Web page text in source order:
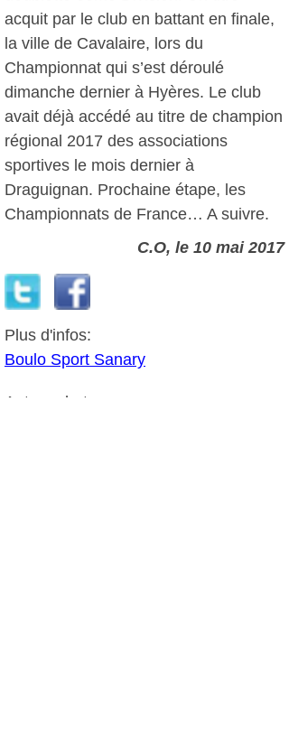
acquit par le club en battant en finale,
la ville de Cavalaire, lors du
Championnat qui s’est déroulé
dimanche dernier à Hyères. Le club
avait déjà accédé au titre de champion
régional 2017 des associations
sportives le mois dernier à
Draguignan. Prochaine étape, les
Championnats de France… A suivre.
C.O, le 10 mai 2017
Plus d'infos:
Boulo Sport Sanary
Autres photos: